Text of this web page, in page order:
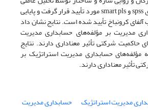
تأییدی در نرم‌افزارهای spss و smart pls مورد تأیید قرار گرفت و پایایی
آلفای کرونباخ تأیید شده است. نتایج نشان داد
مدیریت بر مؤلفه‌های حسابداری مدیریت
حاکمیت شرکتی تأثیر معناداری دارند. نتایج
حسابداری مدیریت استراتژیک بر
تأثیر معناداری دارند.
مدیریت استراتژیک حسابداری مدیریت